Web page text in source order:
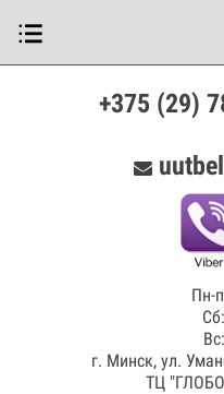
+375 (29)
Пн-
г. Минск, ул.
ТЦ